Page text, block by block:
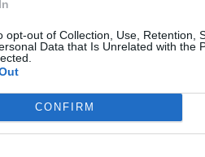
opt-out of Collection, Use, Retention,
Data that Is Unrelated with the
CONFIRM
με τους
ψάρια δεν είναι απλά
και πολύτιμη διατροφική